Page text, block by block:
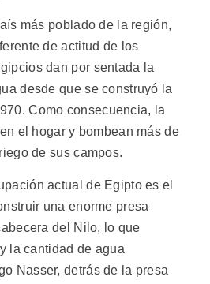
más poblado de la región,
de actitud de los
dan por sentada la
desde que se construyó la
Como consecuencia, la
el hogar y bombean más de
de sus campos.
actual de Egipto es el
una enorme presa
del Nilo, lo que
la cantidad de agua
Nasser, detrás de la presa